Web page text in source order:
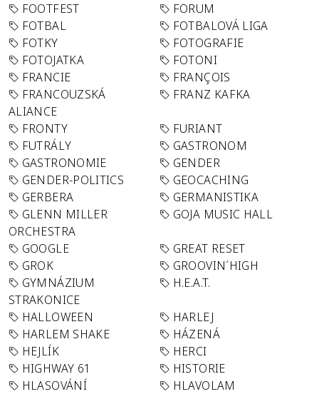
FOOTFEST
FORUM
FOTBAL
FOTBALOVÁ LIGA
FOTKY
FOTOGRAFIE
FOTOJATKA
FOTONI
FRANCIE
FRANÇOIS
FRANCOUZSKÁ
ALIANCE
FRANZ KAFKA
FRONTY
FURIANT
FUTRÁLY
GASTRONOM
GASTRONOMIE
GENDER
GENDER-POLITICS
GEOCACHING
GERBERA
GERMANISTIKA
GLENN MILLER
ORCHESTRA
GOJA MUSIC HALL
GOOGLE
GREAT RESET
GROK
GROOVIN´HIGH
GYMNÁZIUM
STRAKONICE
H.E.A.T.
HALLOWEEN
HARLEJ
HARLEM SHAKE
HÁZENÁ
HEJLÍK
HERCI
HIGHWAY 61
HISTORIE
HLASOVÁNÍ
HLAVOLAM